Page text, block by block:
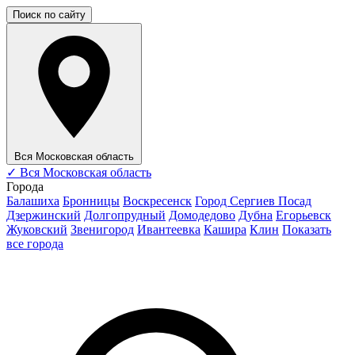
Поиск по сайту
Вся Московская область
✓ Вся Московская область
Города
Балашиха Бронницы Воскресенск Город Сергиев Посад
Дзержинский Долгопрудный Домодедово Дубна Егорьевск
Жуковский Звенигород Ивантеевка Кашира Клин Показать
все города